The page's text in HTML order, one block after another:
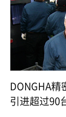
DONGHA精
引进超过90